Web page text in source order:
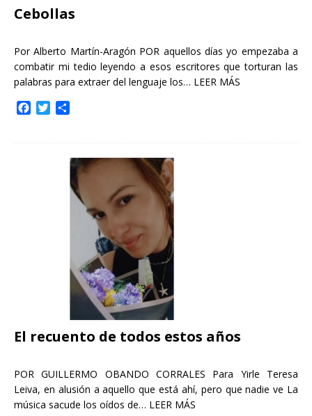
Cebollas
Por Alberto Martín-Aragón POR aquellos días yo empezaba a
combatir mi tedio leyendo a esos escritores que torturan las
palabras para extraer del lenguaje los… LEER MÁS
a
r
t
El recuento de todos estos años
POR GUILLERMO OBANDO CORRALES Para Yirle Teresa
Leiva, en alusión a aquello que está ahí, pero que nadie ve La
música sacude los oídos de… LEER MÁS